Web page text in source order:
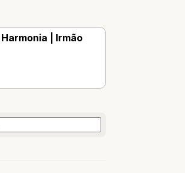
| Irmão